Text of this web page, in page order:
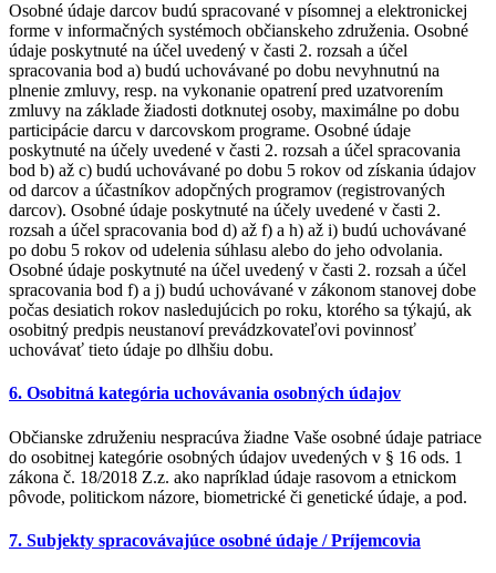
Osobné údaje darcov budú spracované v písomnej a elektronickej
forme v informačných systémoch občianskeho združenia. Osobné
údaje poskytnuté na účel uvedený v časti 2. rozsah a účel
spracovania bod a) budú uchovávané po dobu nevyhnutnú na
plnenie zmluvy, resp. na vykonanie opatrení pred uzatvorením
zmluvy na základe žiadosti dotknutej osoby, maximálne po dobu
participácie darcu v darcovskom programe. Osobné údaje
poskytnuté na účely uvedené v časti 2. rozsah a účel spracovania
bod b) až c) budú uchovávané po dobu 5 rokov od získania údajov
od darcov a účastníkov adopčných programov (registrovaných
darcov). Osobné údaje poskytnuté na účely uvedené v časti 2.
rozsah a účel spracovania bod d) až f) a h) až i) budú uchovávané
po dobu 5 rokov od udelenia súhlasu alebo do jeho odvolania.
Osobné údaje poskytnuté na účel uvedený v časti 2. rozsah a účel
spracovania bod f) a j) budú uchovávané v zákonom stanovej dobe
počas desiatich rokov nasledujúcich po roku, ktorého sa týkajú, ak
osobitný predpis neustanoví prevádzkovateľovi povinnosť
uchovávať tieto údaje po dlhšiu dobu.
6. Osobitná kategória uchovávania osobných údajov
Občianske združeniu nespracúva žiadne Vaše osobné údaje patriace
do osobitnej kategórie osobných údajov uvedených v § 16 ods. 1
zákona č. 18/2018 Z.z. ako napríklad údaje rasovom a etnickom
pôvode, politickom názore, biometrické či genetické údaje, a pod.
7. Subjekty spracovávajúce osobné údaje / Príjemcovia